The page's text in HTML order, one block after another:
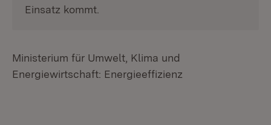
Einsatz kommt.
Ministerium für Umwelt, Klima und
Energiewirtschaft: Energieeffizienz